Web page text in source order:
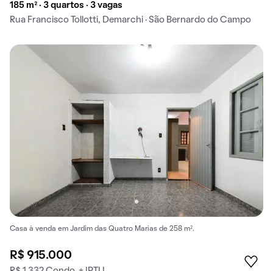
185 m² · 3 quartos · 3 vagas
Rua Francisco Tollotti, Demarchi · São Bernardo do Campo
Casa à venda em Jardim das Quatro Marias de 258 m².
R$ 915.000